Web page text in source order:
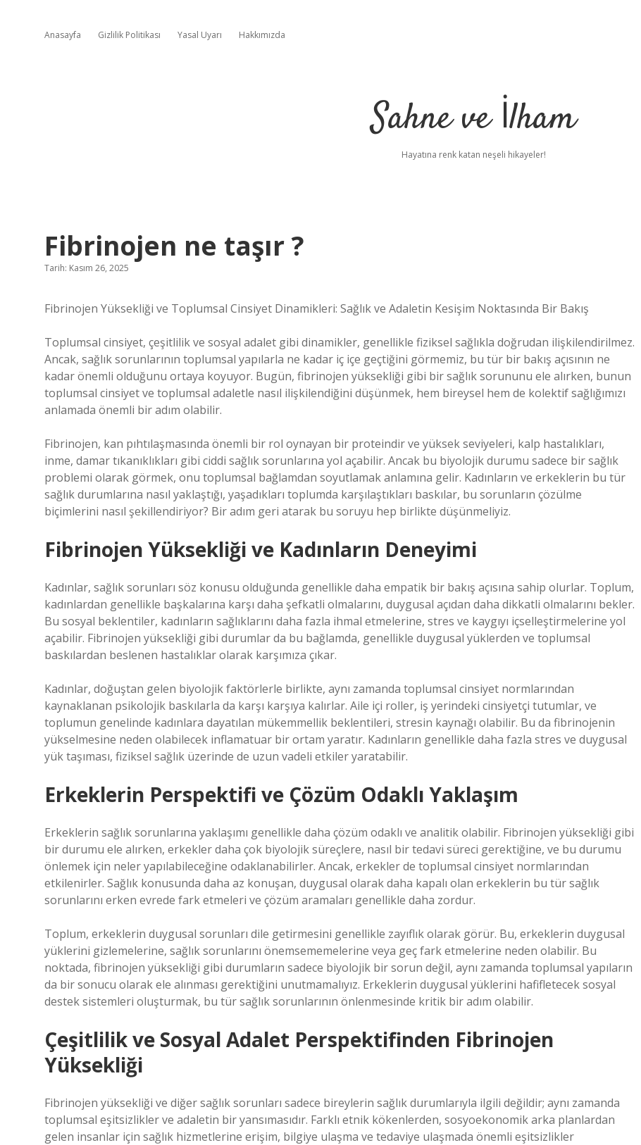
Anasayfa Gizlilik Politikası Yasal Uyarı Hakkımızda
Sahne ve İlham
Hayatına renk katan neşeli hikayeler!
Fibrinojen ne taşır ?
Tarih: Kasım 26, 2025
Fibrinojen Yüksekliği ve Toplumsal Cinsiyet Dinamikleri: Sağlık ve Adaletin Kesişim Noktasında Bir Bakış
Toplumsal cinsiyet, çeşitlilik ve sosyal adalet gibi dinamikler, genellikle fiziksel sağlıkla doğrudan ilişkilendirilmez.
Ancak, sağlık sorunlarının toplumsal yapılarla ne kadar iç içe geçtiğini görmemiz, bu tür bir bakış açısının ne
kadar önemli olduğunu ortaya koyuyor. Bugün, fibrinojen yüksekliği gibi bir sağlık sorununu ele alırken, bunun
toplumsal cinsiyet ve toplumsal adaletle nasıl ilişkilendiğini düşünmek, hem bireysel hem de kolektif sağlığımızı
anlamada önemli bir adım olabilir.
Fibrinojen, kan pıhtılaşmasında önemli bir rol oynayan bir proteindir ve yüksek seviyeleri, kalp hastalıkları,
inme, damar tıkanıklıkları gibi ciddi sağlık sorunlarına yol açabilir. Ancak bu biyolojik durumu sadece bir sağlık
problemi olarak görmek, onu toplumsal bağlamdan soyutlamak anlamına gelir. Kadınların ve erkeklerin bu tür
sağlık durumlarına nasıl yaklaştığı, yaşadıkları toplumda karşılaştıkları baskılar, bu sorunların çözülme
biçimlerini nasıl şekillendiriyor? Bir adım geri atarak bu soruyu hep birlikte düşünmeliyiz.
Fibrinojen Yüksekliği ve Kadınların Deneyimi
Kadınlar, sağlık sorunları söz konusu olduğunda genellikle daha empatik bir bakış açısına sahip olurlar. Toplum,
kadınlardan genellikle başkalarına karşı daha şefkatli olmalarını, duygusal açıdan daha dikkatli olmalarını bekler.
Bu sosyal beklentiler, kadınların sağlıklarını daha fazla ihmal etmelerine, stres ve kaygıyı içselleştirmelerine yol
açabilir. Fibrinojen yüksekliği gibi durumlar da bu bağlamda, genellikle duygusal yüklerden ve toplumsal
baskılardan beslenen hastalıklar olarak karşımıza çıkar.
Kadınlar, doğuştan gelen biyolojik faktörlerle birlikte, aynı zamanda toplumsal cinsiyet normlarından
kaynaklanan psikolojik baskılarla da karşı karşıya kalırlar. Aile içi roller, iş yerindeki cinsiyetçi tutumlar, ve
toplumun genelinde kadınlara dayatılan mükemmellik beklentileri, stresin kaynağı olabilir. Bu da fibrinojenin
yükselmesine neden olabilecek inflamatuar bir ortam yaratır. Kadınların genellikle daha fazla stres ve duygusal
yük taşıması, fiziksel sağlık üzerinde de uzun vadeli etkiler yaratabilir.
Erkeklerin Perspektifi ve Çözüm Odaklı Yaklaşım
Erkeklerin sağlık sorunlarına yaklaşımı genellikle daha çözüm odaklı ve analitik olabilir. Fibrinojen yüksekliği gibi
bir durumu ele alırken, erkekler daha çok biyolojik süreçlere, nasıl bir tedavi süreci gerektiğine, ve bu durumu
önlemek için neler yapılabileceğine odaklanabilirler. Ancak, erkekler de toplumsal cinsiyet normlarından
etkilenirler. Sağlık konusunda daha az konuşan, duygusal olarak daha kapalı olan erkeklerin bu tür sağlık
sorunlarını erken evrede fark etmeleri ve çözüm aramaları genellikle daha zordur.
Toplum, erkeklerin duygusal sorunları dile getirmesini genellikle zayıflık olarak görür. Bu, erkeklerin duygusal
yüklerini gizlemelerine, sağlık sorunlarını önemsememelerine veya geç fark etmelerine neden olabilir. Bu
noktada, fibrinojen yüksekliği gibi durumların sadece biyolojik bir sorun değil, aynı zamanda toplumsal yapıların
da bir sonucu olarak ele alınması gerektiğini unutmamalıyız. Erkeklerin duygusal yüklerini hafifletecek sosyal
destek sistemleri oluşturmak, bu tür sağlık sorunlarının önlenmesinde kritik bir adım olabilir.
Çeşitlilik ve Sosyal Adalet Perspektifinden Fibrinojen
Yüksekliği
Fibrinojen yüksekliği ve diğer sağlık sorunları sadece bireylerin sağlık durumlarıyla ilgili değildir; aynı zamanda
toplumsal eşitsizlikler ve adaletin bir yansımasıdır. Farklı etnik kökenlerden, sosyoekonomik arka planlardan
gelen insanlar için sağlık hizmetlerine erişim, bilgiye ulaşma ve tedaviye ulaşmada önemli eşitsizlikler